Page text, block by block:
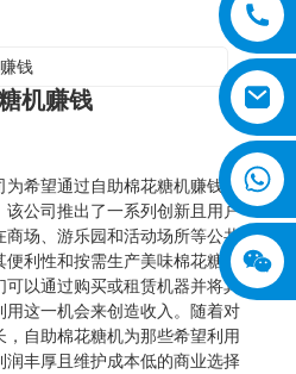
机赚钱
希望通过自助棉花糖机赚钱的
公司推出了一系列创新且用户
场、游乐园和活动场所等公共
利性和按需生产美味棉花糖的
以通过购买或租赁机器并将其
这一机会来创造收入。随着对
自助棉花糖机为那些希望利用
丰厚且维护成本低的商业选择